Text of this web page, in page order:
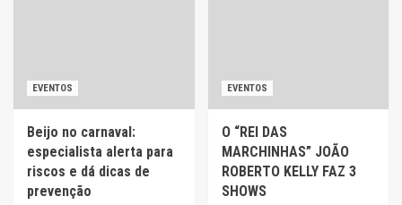
EVENTOS
Beijo no carnaval:
especialista alerta para
riscos e dá dicas de
prevenção
EVENTOS
O “REI DAS
MARCHINHAS” JOÃO
ROBERTO KELLY FAZ 3
SHOWS